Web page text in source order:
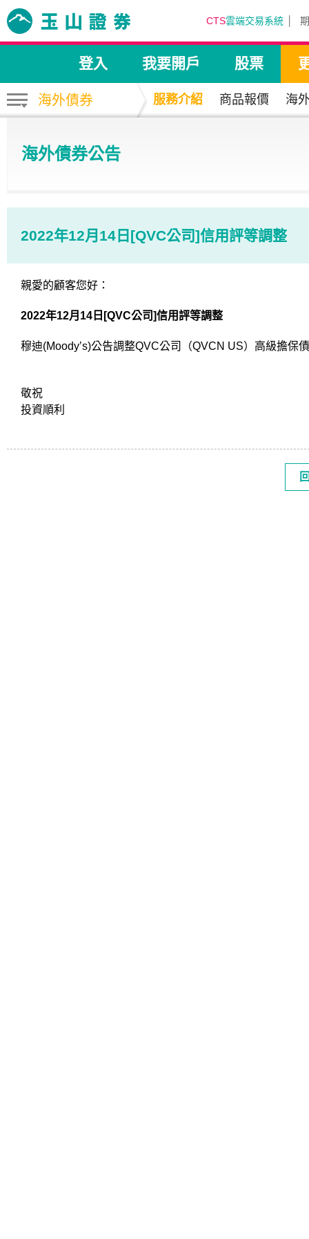
CTS雲端交易系統
登入 我要開戶 股票
海外債券 服務介紹 商品報價 海
海外債券公告
2022年12月14日[QVC公司]信用評等調整
親愛的顧客您好：
2022年12月14日[QVC公司]信用評等調整
穆迪(Moody’s)公告調整QVC公司（QVCN US）高級擔
敬祝
投資順利